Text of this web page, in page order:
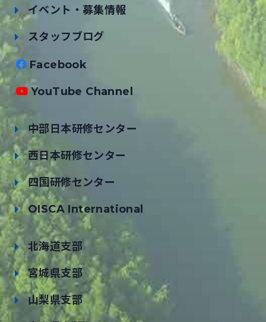
イベント・募集情報
スタッフブログ
Facebook
YouTube Channel
中部日本研修センター
西日本研修センター
四国研修センター
OISCA International
北海道支部
宮城県支部
山梨県支部